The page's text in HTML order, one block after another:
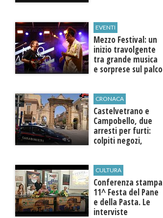
EVENTI
Mezzo Festival: un
inizio travolgente
tra grande musica
e sorprese sul palco
CRONACA
Castelvetrano e
Campobello, due
arresti per furti:
colpiti negozi,
CULTURA
Conferenza stampa
11^ Festa del Pane
e della Pasta. Le
interviste